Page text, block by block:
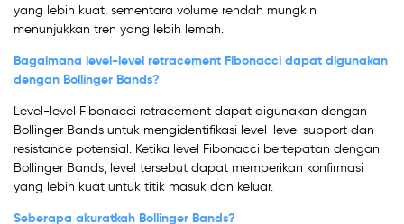
yang lebih kuat, sementara volume rendah mungkin
menunjukkan tren yang lebih lemah.
Bagaimana level-level retracement Fibonacci dapat digunakan
dengan Bollinger Bands?
Level-level Fibonacci retracement dapat digunakan dengan
Bollinger Bands untuk mengidentifikasi level-level support dan
resistance potensial. Ketika level Fibonacci bertepatan dengan
Bollinger Bands, level tersebut dapat memberikan konfirmasi
yang lebih kuat untuk titik masuk dan keluar.
Seberapa akuratkah Bollinger Bands?